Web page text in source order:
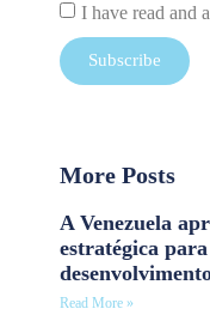
I have read and
Subscribe
More Posts
A Venezuela
estratégica
Read More »